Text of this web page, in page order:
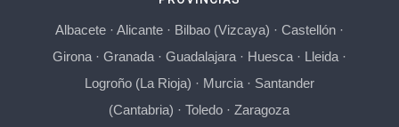
Albacete· Alicante· Bilbao (Vizcaya) · Castellón·
Girona· Granada· Guadalajara· Huesca· Lleida·
Logroño (La Rioja) · Murcia· Santander
(Cantabria) ·Toledo ·Zaragoza